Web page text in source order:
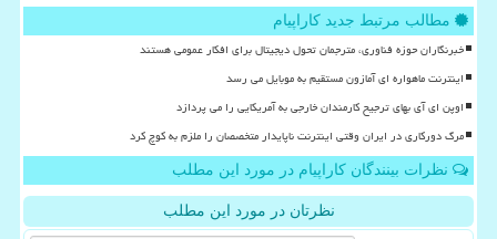
مطالب مرتبط جدید کاراپیام
خبرنگاران حوزه فناوری، مترجمان تحول دیجیتال برای افکار عمومی هستند
اینترنت ماهواره ای آمازون مستقیم به موبایل می رسد
اوپن ای آی بهای ترجیح کارمندان خارجی به آمریکایی را می پردازد
مرگ دورکاری در ایران وقتی اینترنت ناپایدار متخصصان را ملزم به کوچ کرد
نظرات بینندگان کاراپیام در مورد این مطلب
نظرتان در مورد این مطلب